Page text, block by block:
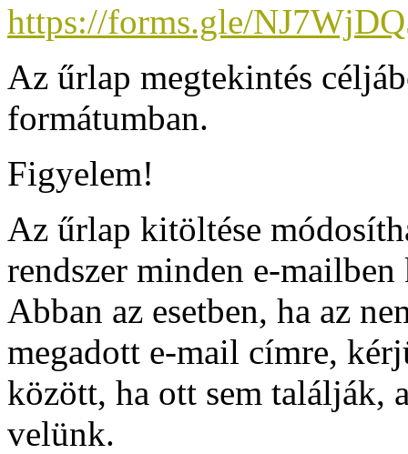
https://forms.gle/
Az űrlap megtekintés
formátumban.
Figyelem!
Az űrlap kitöltése
rendszer minden e-
Abban az esetben, ha az
megadott e-mail címre,
között, ha ott sem találják,
velünk.